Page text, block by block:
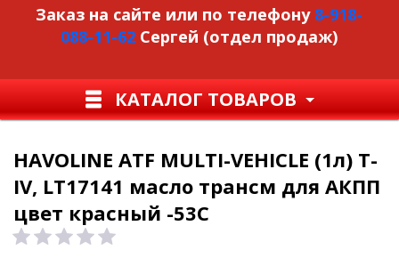
Заказ на сайте или по телефону 8-918-
088-11-62 Сергей (отдел продаж)
КАТАЛОГ ТОВАРОВ
HAVOLINE ATF MULTI-VEHICLE (1л) T-
IV, LT17141 масло трансм для АКПП
цвет красный -53C